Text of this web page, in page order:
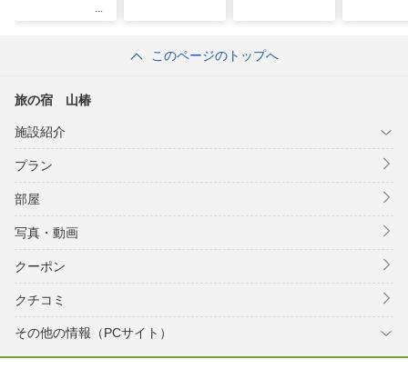
このページのトップへ
旅の宿 山椿
施設紹介
プラン
部屋
写真・動画
クーポン
クチコミ
その他の情報（PCサイト）